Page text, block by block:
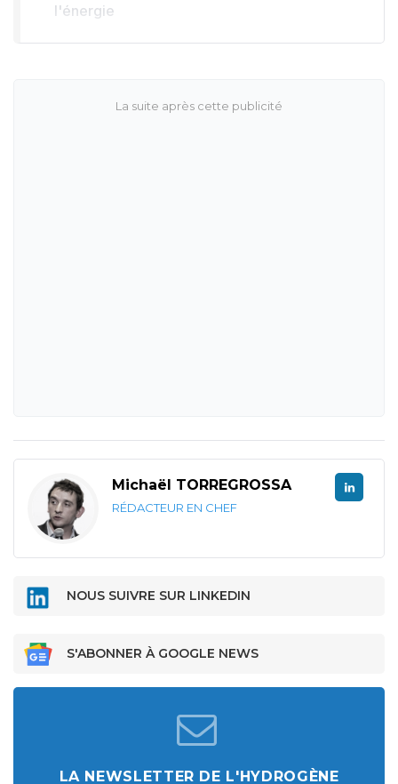
l'énergie
Michaël TORREGROSSA
RÉDACTEUR EN CHEF
NOUS SUIVRE SUR LINKEDIN
S'ABONNER À GOOGLE NEWS
LA NEWSLETTER DE L'HYDROGÈNE